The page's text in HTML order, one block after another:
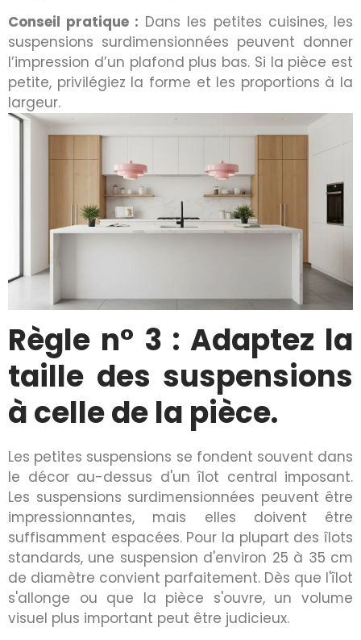
Conseil pratique : Dans les petites cuisines, les
suspensions surdimensionnées peuvent donner
l’impression d’un plafond plus bas. Si la pièce est
petite, privilégiez la forme et les proportions à la
largeur.
Règle n° 3 : Adaptez la
taille des suspensions
à celle de la pièce.
Les petites suspensions se fondent souvent dans
le décor au-dessus d'un îlot central imposant.
Les suspensions surdimensionnées peuvent être
impressionnantes, mais elles doivent être
suffisamment espacées. Pour la plupart des îlots
standards, une suspension d'environ 25 à 35 cm
de diamètre convient parfaitement. Dès que l'îlot
s'allonge ou que la pièce s'ouvre, un volume
visuel plus important peut être judicieux.